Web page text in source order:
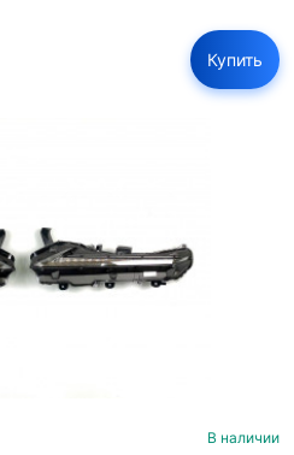
Купить
В наличии